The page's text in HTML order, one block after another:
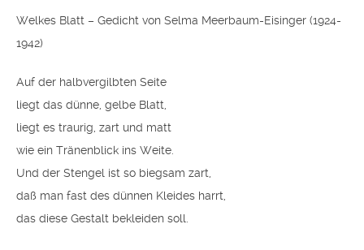
Welkes Blatt – Gedicht von Selma Meerbaum-Eisinger (1924-
1942)
Auf der halbvergilbten Seite
liegt das dünne, gelbe Blatt,
liegt es traurig, zart und matt
wie ein Tränenblick ins Weite.
Und der Stengel ist so biegsam zart,
daß man fast des dünnen Kleides harrt,
das diese Gestalt bekleiden soll.